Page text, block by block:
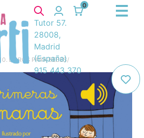
0
Tutor 57.
28008,
Madrid
(España)
915 443 370
10. LIBROS PARA BEBES/